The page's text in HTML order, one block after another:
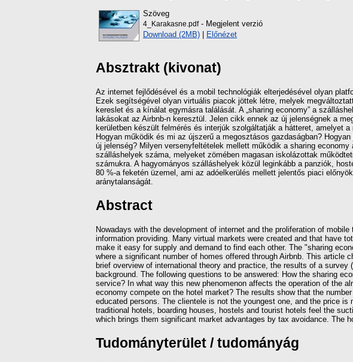
Szöveg
4_Karakasne.pdf- Megjelent verzió
Download (2MB) | Előnézet
Absztrakt (kivonat)
Az internet fejlődésével és a mobil technológiák elterjedésével olyan
Ezek segítségével olyan virtuális piacok jöttek létre, melyek
kereslet és a kínálat egymásra találását. A „sharing economy” a
lakásokat az Airbnb-n keresztül. Jelen cikk ennek az új jelenségnek a
kerületben készült felmérés és interjúk szolgáltatják a hátteret, amelyet
Hogyan működik és mi az újszerű a megosztásos gazdaságban?
új jelenség? Milyen versenyfeltételek mellett működik a sharing
szálláshelyek száma, melyeket zömében magasan iskolázottak
számukra. A hagyományos szálláshelyek közül leginkább a panziók,
80 %-a feketén üzemel, ami az adóelkerülés mellett jelentős piaci
aránytalanságát.
Abstract
Nowadays with the development of internet and the proliferation of
information providing. Many virtual markets were created and that have
make it easy for supply and demand to find each other. The "sharing
where a significant number of homes offered through Airbnb. This
brief overview of international theory and practice, the results of a
background. The following questions to be answered: How the sharing
service? In what way this new phenomenon affects the operation of the
economy compete on the hotel market? The results show that the
educated persons. The clientele is not the youngest one, and the price
traditional hotels, boarding houses, hostels and tourist hotels feel the
which brings them significant market advantages by tax avoidance. The
Tudományterület / tudományág